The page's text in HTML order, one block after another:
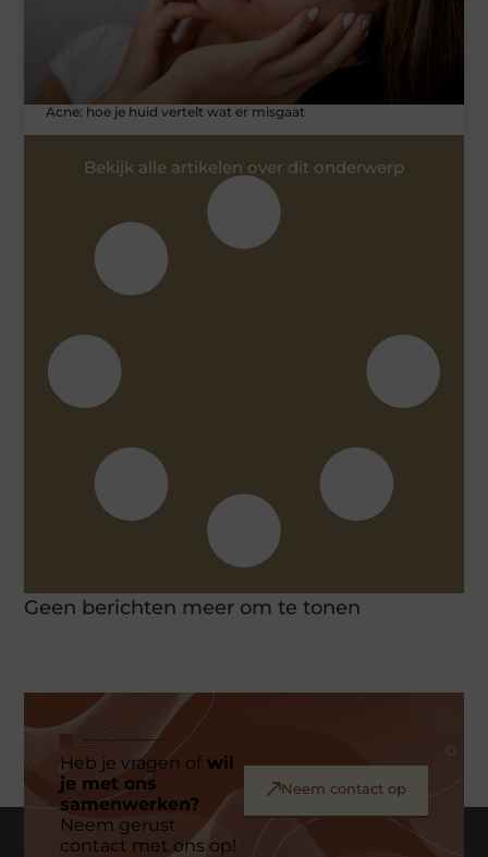
Acne: hoe je huid vertelt wat er misgaat
Bekijk alle artikelen over dit onderwerp
Geen berichten meer om te tonen
Heb je vragen ofwil
je met ons
samenwerken?
Neem gerust
contact met ons op!
Neem contact op